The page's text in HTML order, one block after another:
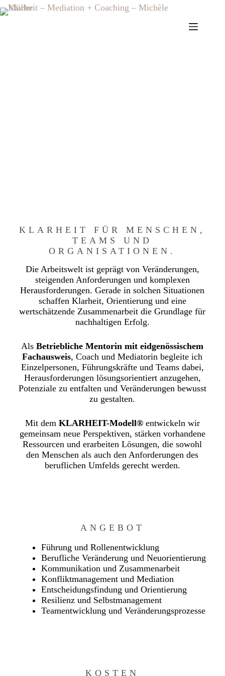
KLARHEIT FÜR MENSCHEN,
TEAMS UND
ORGANISATIONEN.
Die Arbeitswelt ist geprägt von Veränderungen,
steigenden Anforderungen und komplexen
Herausforderungen. Gerade in solchen Situationen
schaffen Klarheit, Orientierung und eine
wertschätzende Zusammenarbeit die Grundlage für
nachhaltigen Erfolg.
AlsBetriebliche Mentorin mit eidgenössischem
Fachausweis, Coach und Mediatorin begleite ich
Einzelpersonen, Führungskräfte und Teams dabei,
Herausforderungen lösungsorientiert anzugehen,
Potenziale zu entfalten und Veränderungen bewusst
zu gestalten.
Mit dem KLARHEIT-Modell®entwickeln wir
gemeinsam neue Perspektiven, stärken vorhandene
Ressourcen und erarbeiten Lösungen, die sowohl
den Menschen als auch den Anforderungen des
beruflichen Umfelds gerecht werden.
ANGEBOT
Führung und Rollenentwicklung
Berufliche Veränderung und Neuorientierung
Kommunikation und Zusammenarbeit
Konfliktmanagement und Mediation
Entscheidungsfindung und Orientierung
Resilienz und Selbstmanagement
Teamentwicklung und Veränderungsprozesse
KOSTEN